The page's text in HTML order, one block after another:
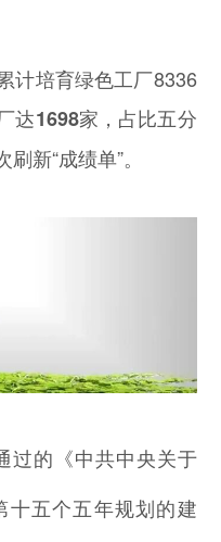
培育绿色工厂8336
达1698家，占比五分
新“成绩单”。
过的《中共中央关于
五个五年规划的建